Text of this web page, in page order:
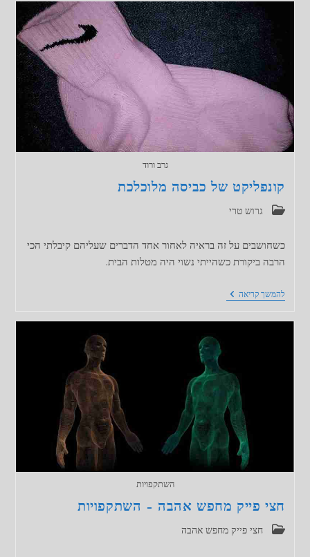
את
מי
שלא
רוצה
אותי?
גרב ורוד
קונפליקט של כביסה מלוכלכת
קטגוריה:גרוש טרי
כשחושבים על זה בראיה לאחור אחד הדברים שעליהם קיבלתי הכי
הרבה ביקורת כשהייתי נשוי היה מטלות הבית.
להמשך קריאהקונפליקט
השתקפויות
חצי פייק מחפש אהבה – השתקפויות
קטגוריה:חצי פייק מחפש אהבה